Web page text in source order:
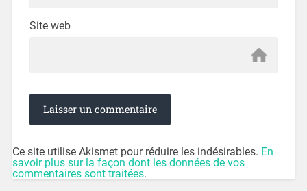
Site web
Ce site utilise Akismet pour réduire les indésirables. En
savoir plus sur la façon dont les données de vos
commentaires sont traitées.